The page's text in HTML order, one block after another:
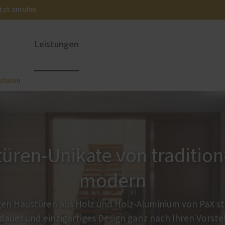
anrufen
Leistungen
und Denkmal
Falt-Schiebe-Türen
Unikate von
modern
Haustüren aus Holz und Holz-Aluminium von PaX
und einzigartiges Design ganz nach Ihren